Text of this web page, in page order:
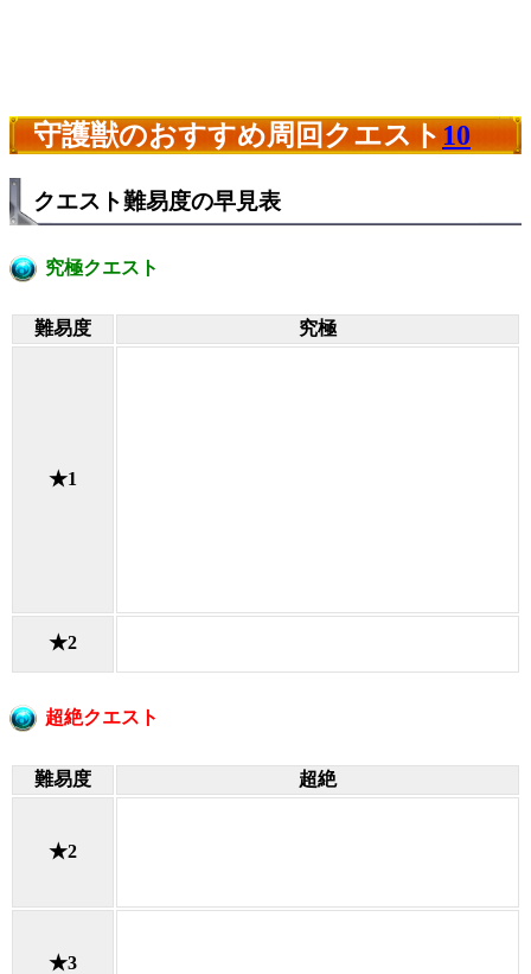
守護獣のおすすめ周回クエスト10
クエスト難易度の早見表
究極クエスト
難易度 究極
★1
★2
超絶クエスト
難易度 超絶
★2
★3